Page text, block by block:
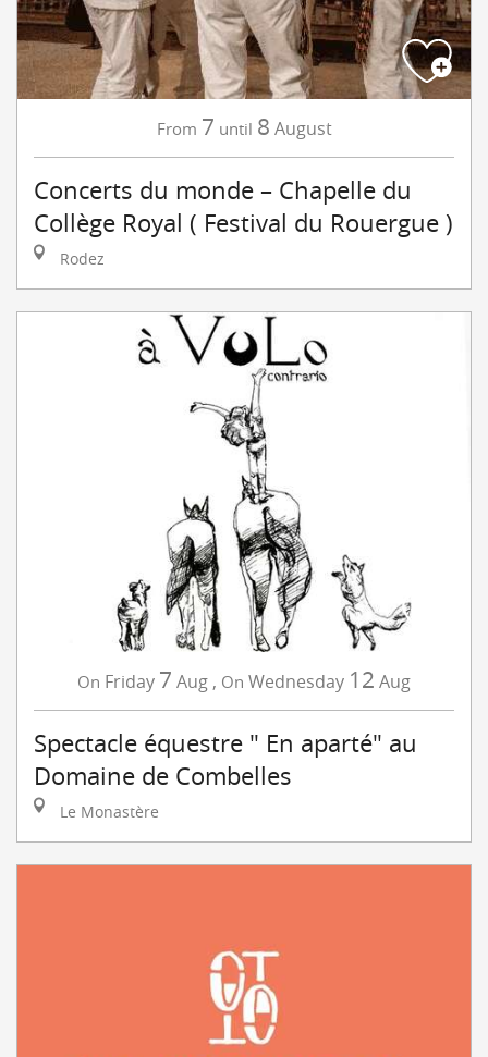
From 7 until 8 August
Concerts du monde – Chapelle du
Collège Royal ( Festival du Rouergue )
Rodez
On Friday 7 Aug , On Wednesday 12 Aug
Spectacle équestre " En aparté" au
Domaine de Combelles
Le Monastère